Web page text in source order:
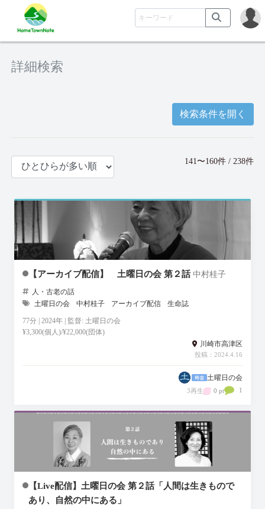
詳細検索
検索条件を開く
141〜160件 / 238件
【アーカイブ配信】 土曜日の会 第２話 中村桂子
人・古老の話
土曜日の会
中村桂子 アーカイブ配信 生命誌
77分 | 2024年 | 監督: 土曜日の会
¥3,300(個人)/¥22,000(団体)
川崎市高津区
投稿：2024.4.16
土曜日の会
3再生 0 pt 1
【Live配信】土曜日の会 第２話「人間は生きもので
あり、自然の中にある」